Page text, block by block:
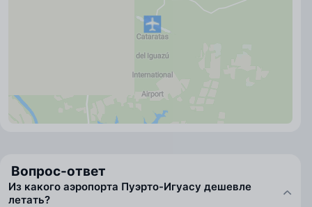
Вопрос-ответ
Из какого аэропорта Пуэрто-Игуасу дешевле
летать?